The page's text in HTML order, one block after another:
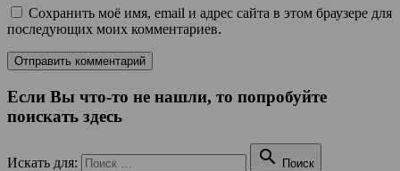
Сохранить моё имя, email и адрес сайта в этом браузере для
последующих моих комментариев.
Если Вы что-то не нашли, то попробуйте
поискать здесь
Искать для:  Поиск